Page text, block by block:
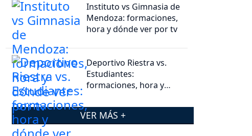
Instituto vs Gimnasia de
Mendoza: formaciones,
hora y dónde ver por tv
Deportivo Riestra vs.
Estudiantes:
formaciones, hora y
VER MÁS +